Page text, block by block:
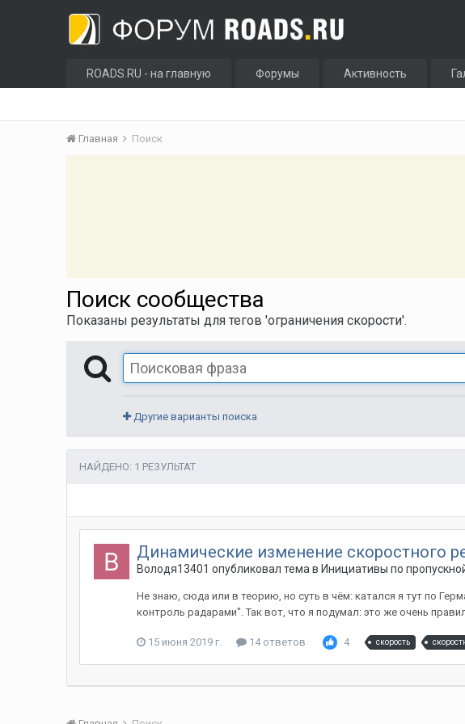
ROADS.RU - на главную Форумы Активность
Главная Поиск
Поиск сообщества
Показаны результаты для тегов 'ограничения скорости'.
Другие варианты поиска
НАЙДЕНО: 1 РЕЗУЛЬТАТ
Динамические изменение скоростного
Володя13401 опубликовал тема в Инициативы по
Не знаю, сюда или в теорию, но суть в чём: катался я тут по
контроль радарами". Так вот, что я подумал: это же очень
15 июня 2019 г. 14 ответов 4 скорость